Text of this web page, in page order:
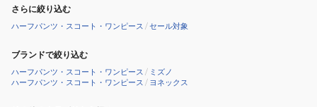
さらに絞り込む
ハーフパンツ・スコート・ワンピース /セール対象
ブランドで絞り込む
ハーフパンツ・スコート・ワンピース / ミズノ
ハーフパンツ・スコート・ワンピース / ヨネックス